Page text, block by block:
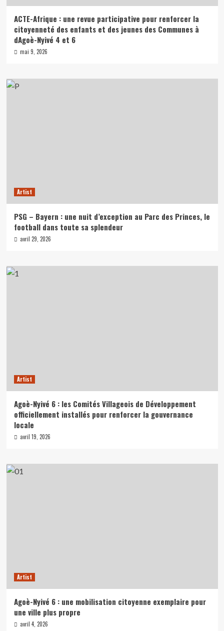
Communes
dAgoè-
Nyivé
4
et
ACTE-Afrique : une revue participative pour renforcer la
citoyenneté des enfants et des jeunes des Communes à
dAgoè-Nyivé 4 et 6
mai 9, 2026
Artist
PSG – Bayern : une nuit d’exception au Parc des Princes, le
football dans toute sa splendeur
avril 29, 2026
Artist
Agoè-Nyivé 6 : les Comités Villageois de Développement
officiellement installés pour renforcer la gouvernance
locale
avril 19, 2026
Artist
Agoè-Nyivé 6 : une mobilisation citoyenne exemplaire pour
une ville plus propre
avril 4, 2026